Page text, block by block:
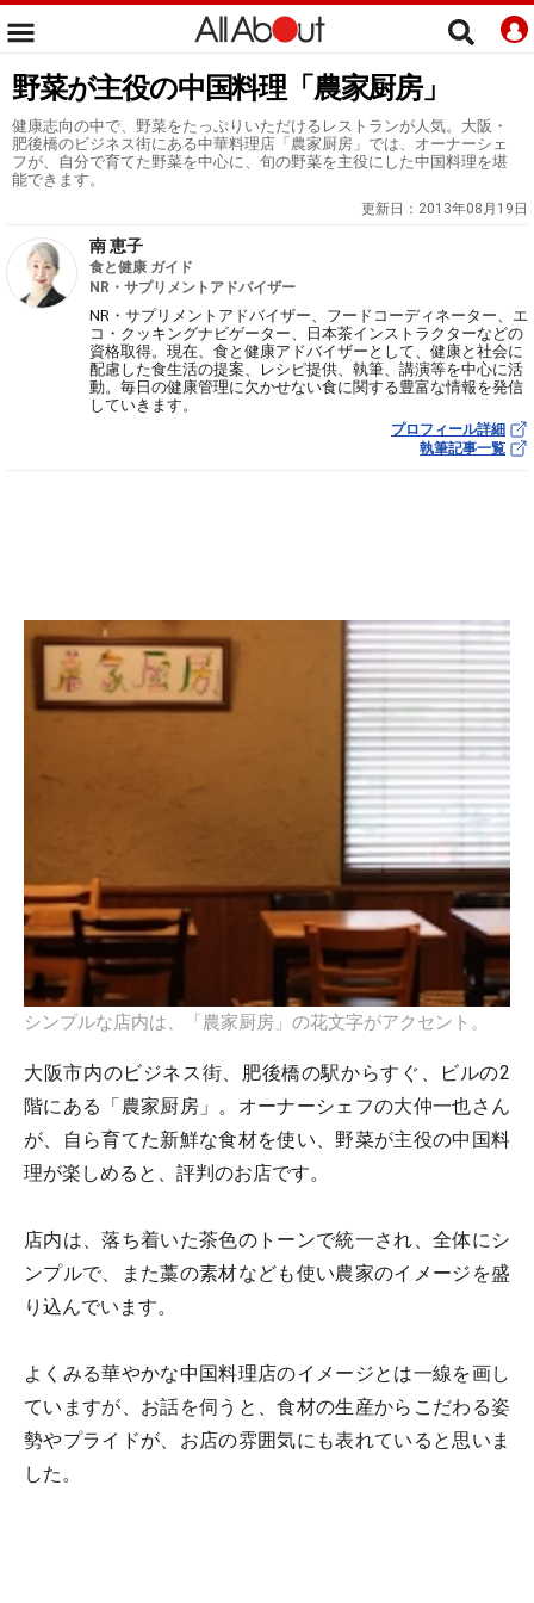
野菜が主役の中国料理「農家厨房」
健康志向の中で、野菜をたっぷりいただけるレストランが人気。大阪・
肥後橋のビジネス街にある中華料理店「農家厨房」では、オーナーシェ
フが、自分で育てた野菜を中心に、旬の野菜を主役にした中国料理を堪
能できます。
更新日： 2013年08月19日
南 恵子
食と健康 ガイド
NR・サプリメントアドバイザー
NR・サプリメントアドバイザー、フードコーディネーター、エ
コ・クッキングナビゲーター、日本茶インストラクターなどの
資格取得。現在、食と健康アドバイザーとして、健康と社会に
配慮した食生活の提案、レシピ提供、執筆、講演等を中心に活
動。毎日の健康管理に欠かせない食に関する豊富な情報を発信
していきます。
プロフィール詳細
執筆記事一覧
シンプルな店内は、「農家厨房」の花文字がアクセント。
大阪市内のビジネス街、肥後橋の駅からすぐ、ビルの2
階にある「農家厨房」。オーナーシェフの大仲一也さん
が、自ら育てた新鮮な食材を使い、野菜が主役の中国料
理が楽しめると、評判のお店です。
店内は、落ち着いた茶色のトーンで統一され、全体にシ
ンプルで、また藁の素材なども使い農家のイメージを盛
り込んでいます。
よくみる華やかな中国料理店のイメージとは一線を画し
ていますが、お話を伺うと、食材の生産からこだわる姿
勢やプライドが、お店の雰囲気にも表れていると思いま
した。